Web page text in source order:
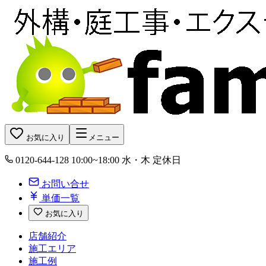
お気に入り メニュー
0120-644-128 10:00~18:00 水・木 定休日
お問い合せ
単価一覧
お気に入り
店舗紹介
施工エリア
施工例